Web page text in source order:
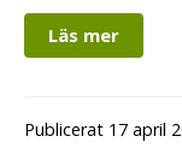
Läs mer
Publicerat 17 april